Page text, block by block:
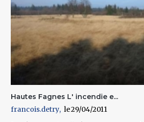
Hautes Fagnes L' incendie e...
francois.detry
29/04/2011